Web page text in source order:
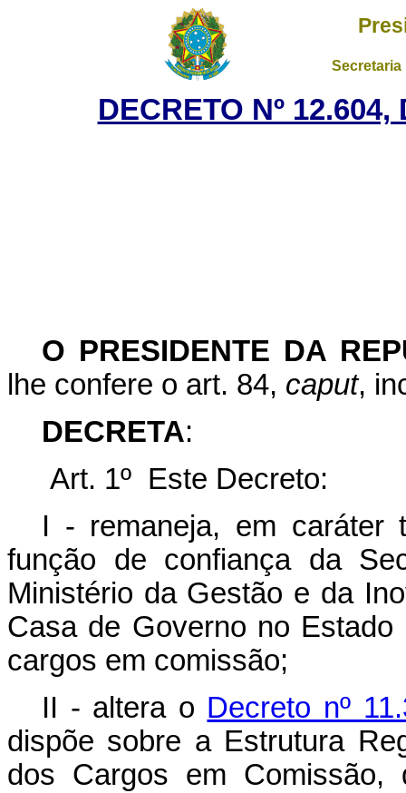
DECRETO Nº
O PRESIDENTE DA
lhe confere o art. 84, caput,
DECRETA:
Art. 1º Este Decreto:
I - remaneja, em caráter
função de confiança da
Ministério da Gestão e da
Casa de Governo no
cargos em comissão;
II - altera o Decreto nº
dispõe sobre a Estrutura
dos Cargos em